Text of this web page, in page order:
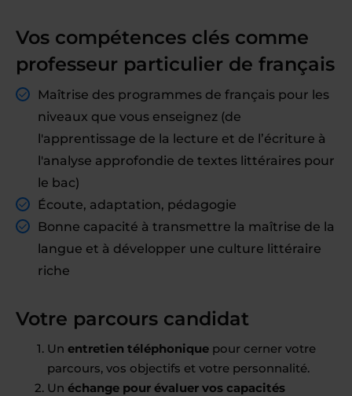
Vos compétences clés comme
professeur particulier de français
Maîtrise des programmes de français pour les
niveaux que vous enseignez (de
l'apprentissage de la lecture et de l’écriture à
l'analyse approfondie de textes littéraires pour
le bac)
Écoute, adaptation, pédagogie
Bonne capacité à transmettre la maîtrise de la
langue et à développer une culture littéraire
riche
Votre parcours candidat
Un entretien téléphonique pour cerner votre
parcours, vos objectifs et votre personnalité.
Un échange pour évaluer vos capacités